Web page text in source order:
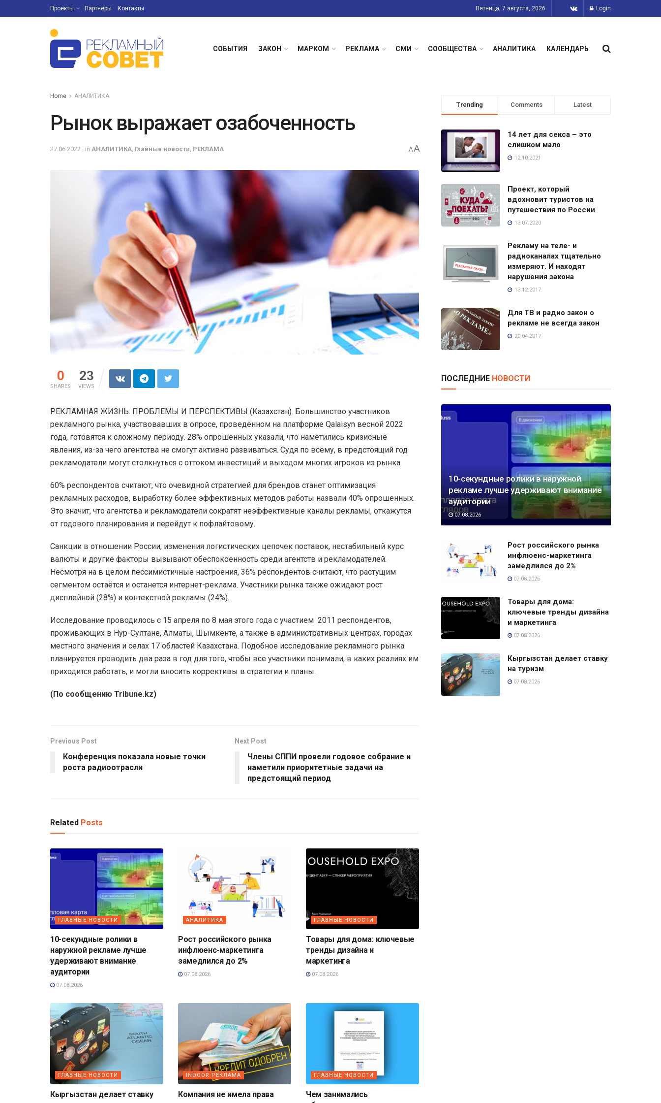
Проекты Партнёры Контакты Пятница, 7 августа, 2026 Login
СОБЫТИЯ ЗАКОН МАРКОМ РЕКЛАМА СМИ СООБЩЕСТВА АНАЛИТИКА КАЛЕНДАРЬ
Home АНАЛИТИКА
Рынок выражает озабоченность
27.06.2022 in АНАЛИТИКА Главные новости РЕКЛАМА AA
0
SHARES
23
VIEWS
РЕКЛАМНАЯ ЖИЗНЬ: ПРОБЛЕМЫ И ПЕРСПЕКТИВЫ (Казахстан). Большинство участников
рекламного рынка, участвовавших в опросе, проведённом на платформе Qalaisyn весной 2022
года, готовятся к сложному периоду. 28% опрошенных указали, что наметились кризисные
явления, из-за чего агентства не смогут активно развиваться. Судя по всему, в предстоящий год
рекламодатели могут столкнуться с оттоком инвестиций и выходом многих игроков из рынка.
60% респондентов считают, что очевидной стратегией для брендов станет оптимизация
рекламных расходов, выработку более эффективных методов работы назвали 40% опрошенных.
Это значит, что агентства и рекламодатели сократят неэффективные каналы рекламы, откажутся
от годового планирования и перейдут к пофлайтовому.
Санкции в отношении России, изменения логистических цепочек поставок, нестабильный курс
валюты и другие факторы вызывают обеспокоенность среди агентств и рекламодателей.
Несмотря на в целом пессимистичные настроения, 36% респондентов считают, что растущим
сегментом остаётся и останется интернет-реклама. Участники рынка также ожидают рост
дисплейной (28%) и контекстной рекламы (24%).
Исследование проводилось с 15 апреля по 8 мая этого года с участием 2011 респондентов,
проживающих в Нур-Султане, Алматы, Шымкенте, а также в административных центрах, городах
местного значения и селах 17 областей Казахстана. Подобное исследование рекламного рынка
планируется проводить два раза в год для того, чтобы все участники понимали, в каких реалиях им
приходится работать, и могли вносить коррективы в стратегии и планы.
(По сообщению Tribune.kz)
Previous Post
Конференция показала новые точки
роста радиоотрасли
Next Post
Члены СППИ провели годовое собрание и
наметили приоритетные задачи на
предстоящий период
Related Posts
ГЛАВНЫЕ НОВОСТИ
10-секундные ролики в
наружной рекламе лучше
удерживают внимание
аудитории
07.08.2026
АНАЛИТИКА
Рост российского рынка
инфлюенс-маркетинга
замедлился до 2%
07.08.2026
ГЛАВНЫЕ НОВОСТИ
Товары для дома: ключевые
тренды дизайна и
маркетинга
07.08.2026
ГЛАВНЫЕ НОВОСТИ
Кыргызстан делает ставку
INDOOR РЕКЛАМА
Компания не имела права
ГЛАВНЫЕ НОВОСТИ
Чем занимались
Trending Comments Latest
14 лет для секса – это
слишком мало
12.10.2021
Проект, который
вдохновит туристов на
путешествия по России
13.07.2020
Рекламу на теле- и
радиоканалах тщательно
измеряют. И находят
нарушения закона
13.12.2017
Для ТВ и радио закон о
рекламе не всегда закон
20.04.2017
ПОСЛЕДНИЕ НОВОСТИ
10-секундные ролики в наружной
рекламе лучше удерживают внимание
аудитории
07.08.2026
Рост российского рынка
инфлюенс-маркетинга
замедлился до 2%
07.08.2026
Товары для дома:
ключевые тренды дизайна
и маркетинга
07.08.2026
Кыргызстан делает ставку
на туризм
07.08.2026